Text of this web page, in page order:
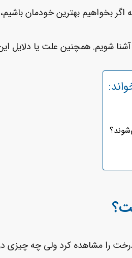
بخواهیم بهترین خودمان باشیم،
آشنا شویم. همچنین علت یا دلایل
را مشاهده کرد ولی چه چیزی